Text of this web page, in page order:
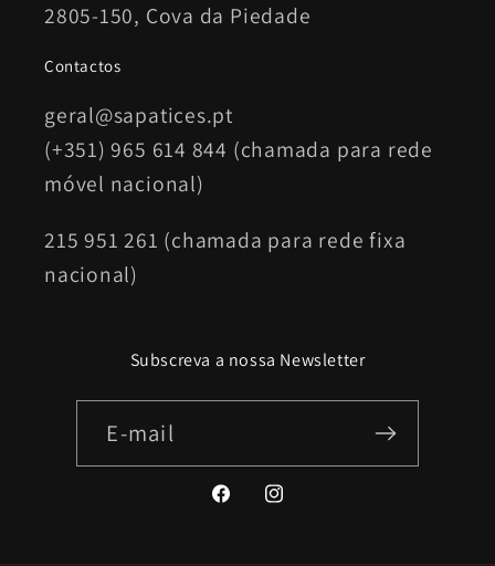
2805-150, Cova da Piedade
Contactos
geral@sapatices.pt
(+351) 965 614 844 (chamada para rede
móvel nacional)
215 951 261 (chamada para rede fixa
nacional)
Subscreva a nossa Newsletter
E-mail
FacebookInstagram